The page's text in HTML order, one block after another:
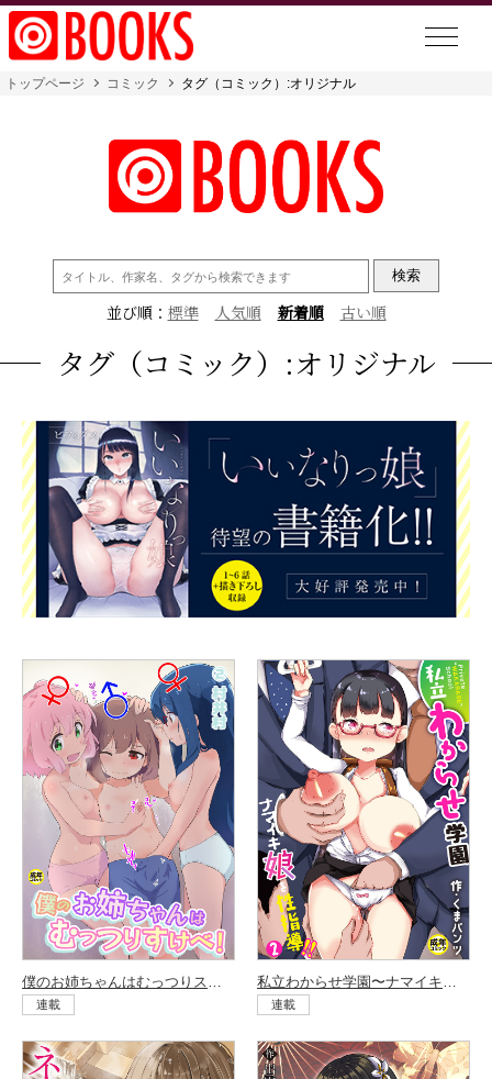
トップページ コミック タグ（コミック）:オリジナル
検
索:
並び順： 標準 人気順 新着順 古い順
タグ（コミック）:オリジナル
連載 連載